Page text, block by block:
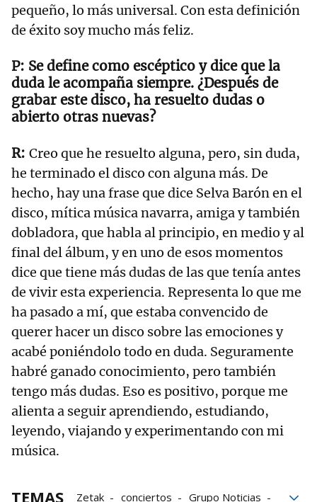
pequeño, lo más universal. Con esta definición
de éxito soy mucho más feliz.
Se define como escéptico y dice que la
duda le acompaña siempre. ¿Después de
grabar este disco, ha resuelto dudas o
abierto otras nuevas?
Creo que he resuelto alguna, pero, sin duda,
he terminado el disco con alguna más. De
hecho, hay una frase que dice Selva Barón en el
disco, mítica música navarra, amiga y también
dobladora, que habla al principio, en medio y al
final del álbum, y en uno de esos momentos
dice que tiene más dudas de las que tenía antes
de vivir esta experiencia. Representa lo que me
ha pasado a mí, que estaba convencido de
querer hacer un disco sobre las emociones y
acabé poniéndolo todo en duda. Seguramente
habré ganado conocimiento, pero también
tengo más dudas. Eso es positivo, porque me
alienta a seguir aprendiendo, estudiando,
leyendo, viajando y experimentando con mi
música.
TEMAS Zetak conciertos Grupo Noticias